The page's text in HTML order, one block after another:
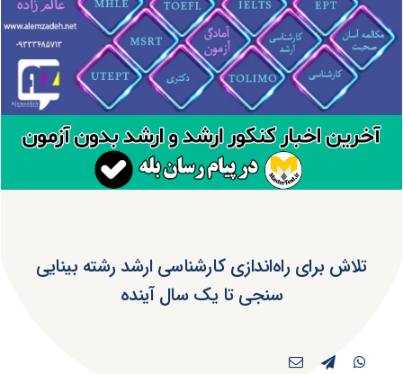
تلاش برای راه‌اندازی کارشناسی ارشد رشته بینایی
سنجی تا یک سال آینده